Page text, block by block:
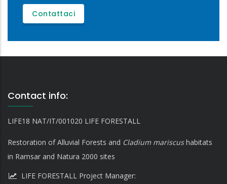
Contattaci
Contact info:
LIFE18 NAT/IT/001020 LIFE FORESTALL
Restoration of Alluvial Forests and Cladium mariscushabitats
in Ramsar and Natura 2000 sites
LIFE FORESTALL Project Manager: